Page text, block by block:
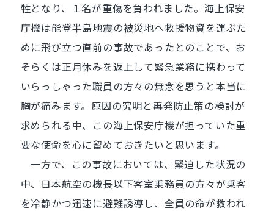
牲となり、１名が重傷を負われました。海上保安
庁機は能登半島地震の被災地へ救援物資を運ぶた
めに飛び立つ直前の事故であったとのことで、お
そらくは正月休みを返上して緊急業務に携わって
いらっしゃった職員の方々の無念を思うと本当に
胸が痛みます。原因の究明と再発防止策の検討が
求められる中、この海上保安庁機が担っていた重
要な使命を心に留めておきたいと思います。
一方で、この事故においては、緊迫した状況の
中、日本航空の機長以下客室乗務員の方々が乗客
を冷静かつ迅速に避難誘導し、全員の命が救われ